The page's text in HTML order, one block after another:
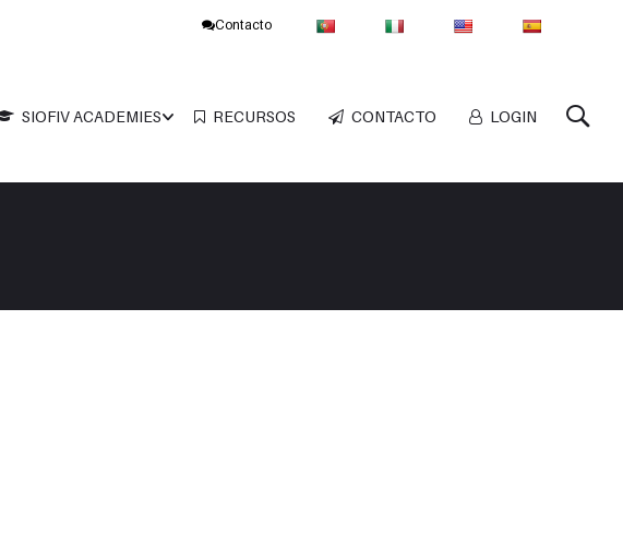
Contacto
SIOFIV ACADEMIES RECURSOS CONTACTO LOGIN